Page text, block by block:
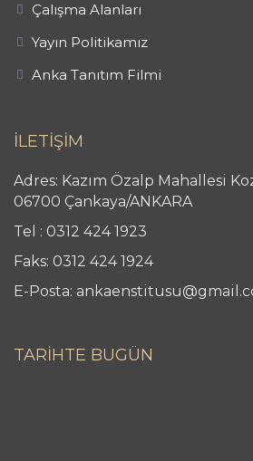
Çalışma Alanları
Yayın Politikamız
Anka Tanıtım Filmi
İLETİŞİM
Adres: Kazım Özalp Mahallesi
06700 Çankaya/ANKARA
Tel : 0312 424 1923
Faks: 0312 424 1924
E-Posta:
TARİHTE BUGÜN